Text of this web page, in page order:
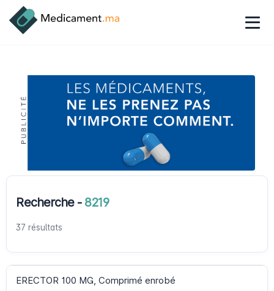
Recherche - 8219
37 résultats
ERECTOR 100 MG, Comprimé enrobé